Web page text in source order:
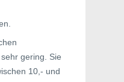
gering. Sie
10,- und